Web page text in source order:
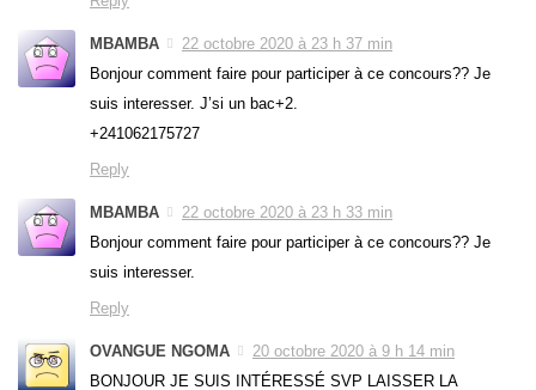
MBAMBA
22 octobre 2020 à 23 h 37 min
Bonjour comment faire pour participer à ce concours?? Je
suis interesser. J’si un bac+2.
+241062175727
Reply
MBAMBA
22 octobre 2020 à 23 h 33 min
Bonjour comment faire pour participer à ce concours?? Je
suis interesser.
Reply
OVANGUE NGOMA
20 octobre 2020 à 9 h 14 min
BONJOUR JE SUIS INTÉRESSÉ SVP LAISSER LA